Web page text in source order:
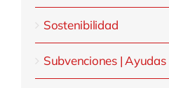
Sostenibilidad
Subvenciones | Ayudas